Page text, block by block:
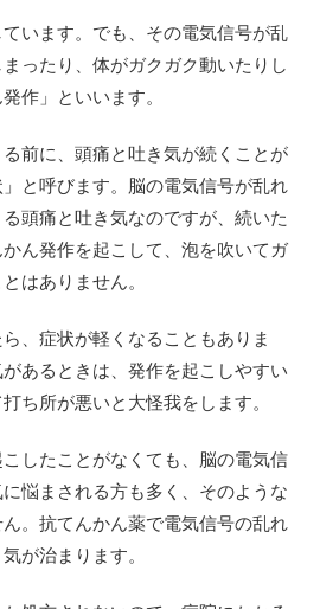
います。でも、その電気信号が乱
ったり、体がガクガク動いたりし
作」といいます。
前に、頭痛と吐き気が続くことが
と呼びます。脳の電気信号が乱れ
頭痛と吐き気なのですが、続いた
ん発作を起こして、泡を吹いてガ
はありません。
、症状が軽くなることもありま
あるときは、発作を起こしやすい
ち所が悪いと大怪我をします。
したことがなくても、脳の電気信
悩まされる方も多く、そのような
。抗てんかん薬で電気信号の乱れ
が治まります。